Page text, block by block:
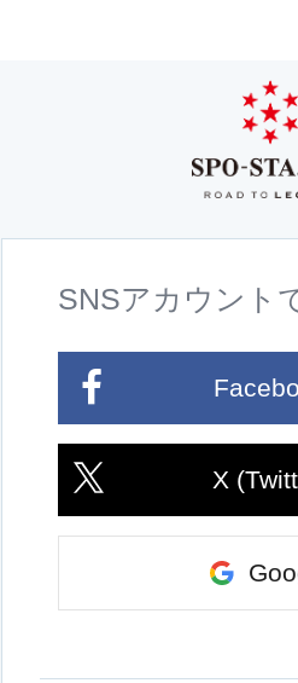
SNSアカウント
X